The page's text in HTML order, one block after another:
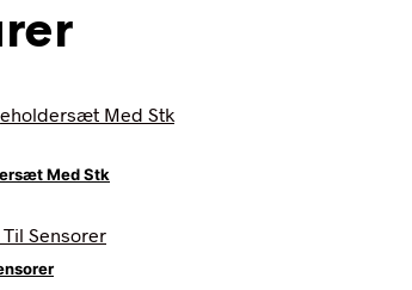
Med Stk